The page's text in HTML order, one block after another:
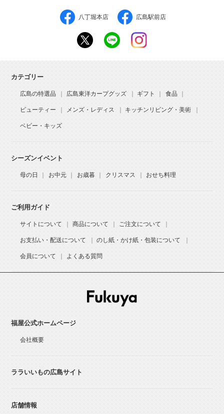
八丁堀本店 広島駅前店
カテゴリー
広島の特選品 広島東洋カープグッズ ギフト 食品
ビューティー メンズ・レディス キッチンリビング・美術
ベビー・キッズ
シーズンイベント
母の日 お中元 お歳暮 クリスマス おせち料理
ご利用ガイド
サイトについて 商品について ご注文について
お支払い・配送について のし紙・かけ紙・包装について
会員について よくある質問
福屋公式ホームページ
会社概要
ララいいもの広島サイト
店舗情報